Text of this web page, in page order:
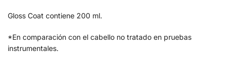
Gloss Coat contiene 200 ml.
*En comparación con el cabello no tratado en pruebas
instrumentales.